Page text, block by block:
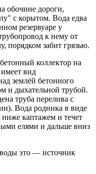
обочине дороги,
с корытом. Вода едва
резервуаре у
к нему от
порядком забит грязью.
коллектор на
вид
землёй бетонного
и дыхательной трубой.
труба перелива с
Вода родника в виде
ниже каптажем и течет
елями и дальше вниз
это — источник